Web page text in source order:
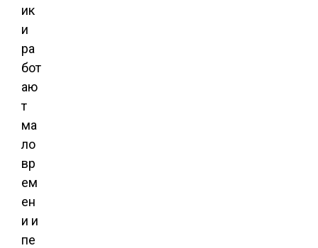
ик
и
ра
бот
аю
т
ма
ло
вр
ем
ен
и и
пе